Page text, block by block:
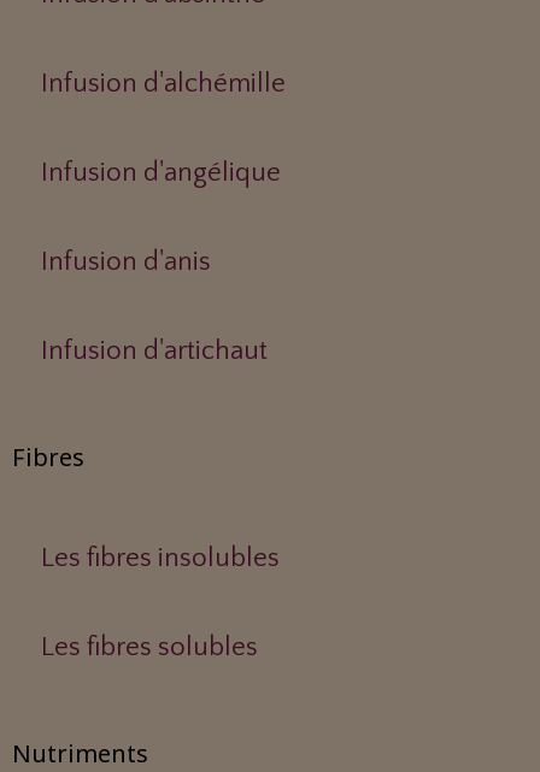
Infusion d'alchémille
Infusion d'angélique
Infusion d'anis
Infusion d'artichaut
Fibres
Les fibres insolubles
Les fibres solubles
Nutriments